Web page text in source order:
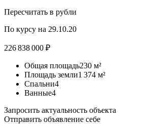
Пересчитать в рубли
По курсу на 29.10.20
226 838 000 ₽
Общая площадь230 м²
Площадь земли1 374 м²
Спальни4
Ванные4
Запросить актуальность объекта
Отправить объявление себе